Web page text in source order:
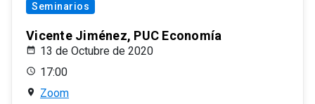
Seminarios
Vicente Jiménez, PUC Economía
13 de Octubre de 2020
17:00
Zoom